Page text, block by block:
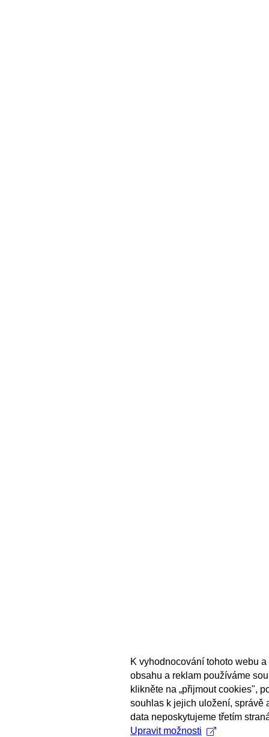
K vyhodnocování tohoto webu
obsahu a reklam používáme
klikněte na „přijmout cookies",
souhlas k jejich uložení, správě
data neposkytujeme třetím
Upravit možnosti